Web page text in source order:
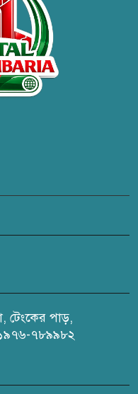
হোসেনের
মিলনমেলা’ গ্রন্থের
উৎসব
সুলতানপুরের বোরহান
সোহেল সদস্য
টেংকের পাড়,
৭৮৯৯৮২